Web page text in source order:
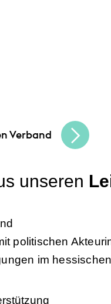
Verband
unseren
politischen
im